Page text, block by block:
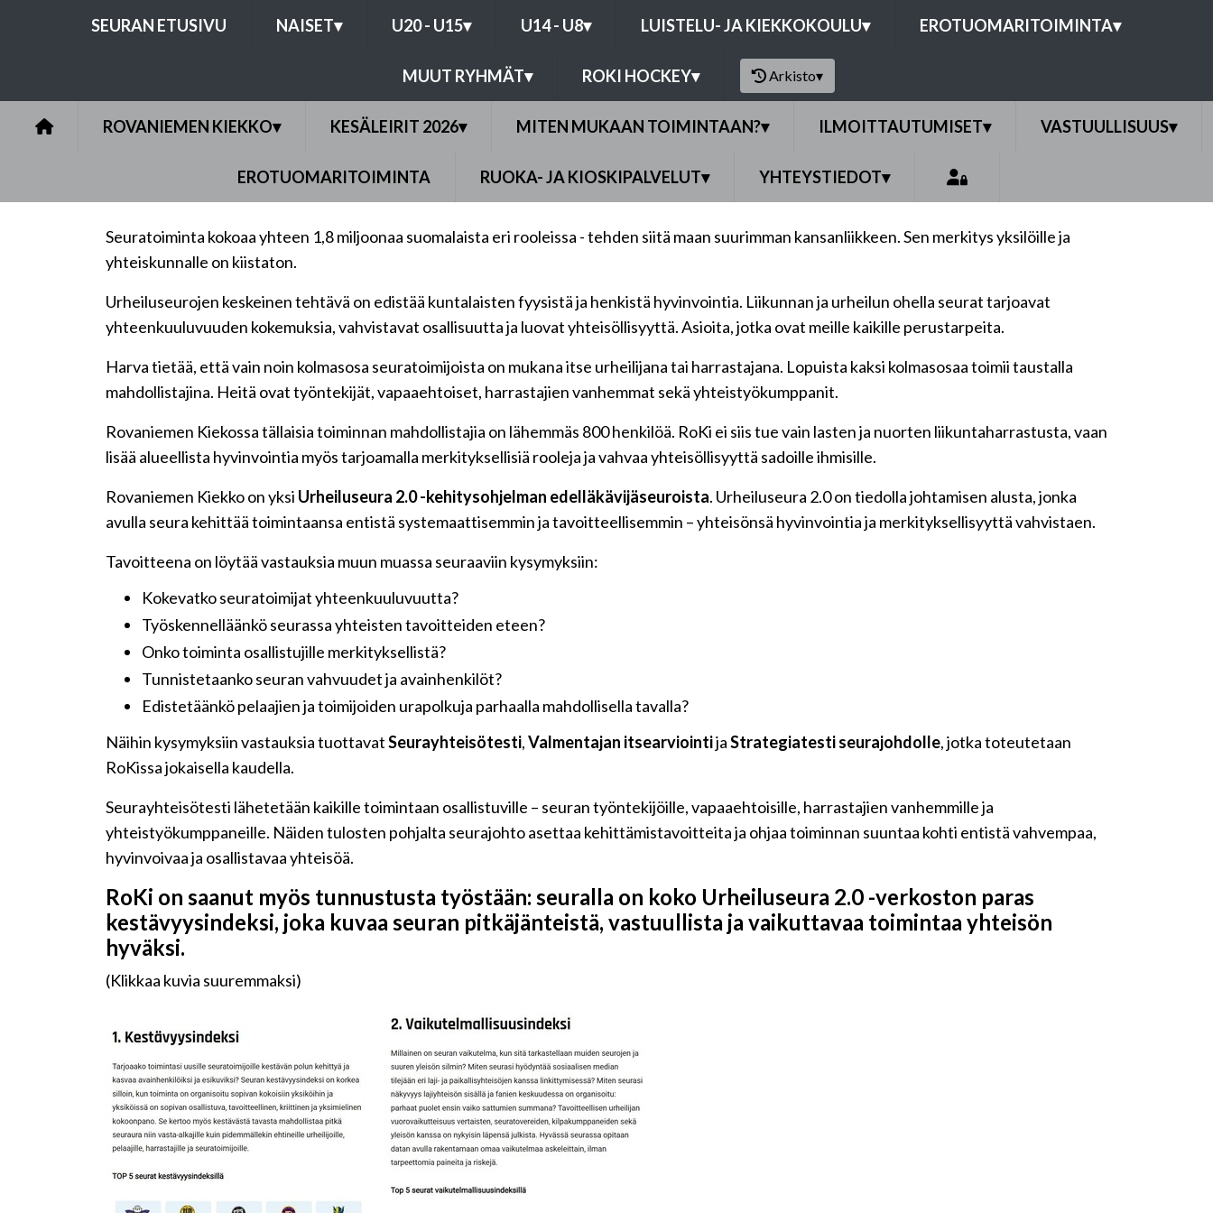
SEURAN ETUSIVU NAISET▾ U20 - U15▾ U14 - U8▾ LUISTELU- JA KIEKKOKOULU▾ EROTUOMARITOIMINTA▾
MUUT RYHMÄT▾ ROKI HOCKEY▾ Arkisto▾
ROVANIEMEN KIEKKO▾ KESÄLEIRIT 2026▾ MITEN MUKAAN TOIMINTAAN?▾ ILMOITTAUTUMISET▾ VASTUULLISUUS▾
EROTUOMARITOIMINTA RUOKA- JA KIOSKIPALVELUT▾ YHTEYSTIEDOT▾
Seuratoiminta kokoaa yhteen 1,8 miljoonaa suomalaista eri rooleissa - tehden siitä maan suurimman kansanliikkeen. Sen merkitys yksilöille ja
yhteiskunnalle on kiistaton.
Urheiluseurojen keskeinen tehtävä on edistää kuntalaisten fyysistä ja henkistä hyvinvointia. Liikunnan ja urheilun ohella seurat tarjoavat
yhteenkuuluvuuden kokemuksia, vahvistavat osallisuutta ja luovat yhteisöllisyyttä. Asioita, jotka ovat meille kaikille perustarpeita.
Harva tietää, että vain noin kolmasosa seuratoimijoista on mukana itse urheilijana tai harrastajana. Lopuista kaksi kolmasosaa toimii taustalla
mahdollistajina. Heitä ovat työntekijät, vapaaehtoiset, harrastajien vanhemmat sekä yhteistyökumppanit.
Rovaniemen Kiekossa tällaisia toiminnan mahdollistajia on lähemmäs 800 henkilöä. RoKi ei siis tue vain lasten ja nuorten liikuntaharrastusta, vaan
lisää alueellista hyvinvointia myös tarjoamalla merkityksellisiä rooleja ja vahvaa yhteisöllisyyttä sadoille ihmisille.
Rovaniemen Kiekko on yksi Urheiluseura 2.0 -kehitysohjelman edelläkävijäseuroista. Urheiluseura 2.0 on tiedolla johtamisen alusta, jonka
avulla seura kehittää toimintaansa entistä systemaattisemmin ja tavoitteellisemmin – yhteisönsä hyvinvointia ja merkityksellisyyttä vahvistaen.
Tavoitteena on löytää vastauksia muun muassa seuraaviin kysymyksiin:
Kokevatko seuratoimijat yhteenkuuluvuutta?
Työskennelläänkö seurassa yhteisten tavoitteiden eteen?
Onko toiminta osallistujille merkityksellistä?
Tunnistetaanko seuran vahvuudet ja avainhenkilöt?
Edistetäänkö pelaajien ja toimijoiden urapolkuja parhaalla mahdollisella tavalla?
Näihin kysymyksiin vastauksia tuottavatSeurayhteisötesti,Valmentajan itsearviointijaStrategiatesti seurajohdolle, jotka toteutetaan
RoKissa jokaisella kaudella.
Seurayhteisötesti lähetetään kaikille toimintaan osallistuville – seuran työntekijöille, vapaaehtoisille, harrastajien vanhemmille ja
yhteistyökumppaneille. Näiden tulosten pohjalta seurajohto asettaa kehittämistavoitteita ja ohjaa toiminnan suuntaa kohti entistä vahvempaa,
hyvinvoivaa ja osallistavaa yhteisöä.
RoKi on saanut myös tunnustusta työstään: seuralla on koko Urheiluseura 2.0 -verkoston paras
kestävyysindeksi, joka kuvaa seuran pitkäjänteistä, vastuullista ja vaikuttavaa toimintaa yhteisön
hyväksi.
(Klikkaa kuvia suuremmaksi)